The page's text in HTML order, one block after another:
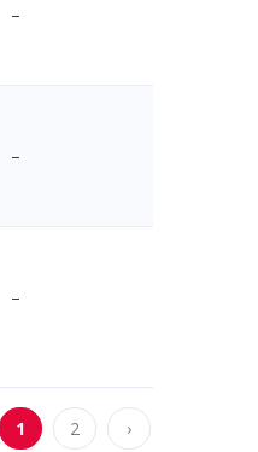
–
–
–
1 2 ›